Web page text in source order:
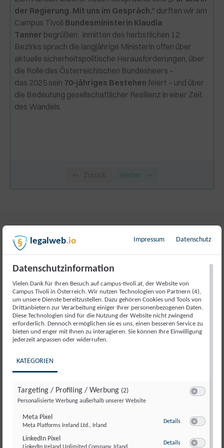
zum Nachhören
Livepodcast mit Gerhard Karner zum
Nachhören
der Regierung. Mit uns im Gespräch.“ durften wir am
Campus Tivoli Bundesministerin Klaudia
Tanner begrüßen. Inmitten des herbstlichen 12.
Bezirks sprach die langjährige Ministerin offen über
aktuelle sicherheitspolitische Herausforderungen, über
die Rolle des Österreichischen Bundesheers –
das 2025 sein 70-jähriges Bestehen feiert – und über
die Bedeutung gesellschaftlicher Resilienz in einer Zeit
des Wandels.
Weiter
Meine Konten
Mein Büchershop-Konto
Verwalte dein Benutzerprofil und deine
Bestellungen im Campus Tivoli Shop.
Zum Konto
Meine Kurswelt
Greife auf deine Kurse zu, verfolge deinen
Lernfortschritt und setze nahtlos dort fort, wo du
aufgehört hast.
legalweb.io Impressum Datenschutz
Datenschutzinformation
Vielen Dank für Ihren Besuch auf campus-tivoli.at, der Website von
Campus Tivoli in Österreich. Wir nutzen Technologien von Partnern (4),
um unsere Dienste bereitzustellen. Dazu gehören Cookies und Tools von
Drittanbietern zur Verarbeitung einiger Ihrer personenbezogenen Daten.
Diese Technologien sind für die Nutzung der Website nicht zwingend
erforderlich. Dennoch ermöglichen sie es uns, einen besseren Service zu
bieten und enger mit Ihnen zu interagieren. Sie können Ihre Einwilligung
jederzeit anpassen oder widerrufen.
KATEGORIEN
Targeting / Profiling / Werbung (2)
Personalisierte Werbung außerhalb unserer Website
Meta Pixel
Meta Platforms Ireland Ltd., Irland
Details zu Meta Pixel
LinkedIn Pixel
Details zu LinkedIn Pixel